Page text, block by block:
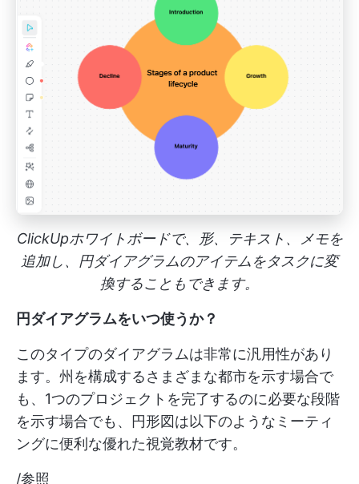
ClickUpホワイトボードで、形、テキスト、メモを
追加し、円ダイアグラムのアイテムをタスクに変
換することもできます。
円ダイアグラムをいつ使うか？
このタイプのダイアグラムは非常に汎用性があり
ます。州を構成するさまざまな都市を示す場合で
も、1つのプロジェクトを完了するのに必要な段階
を示す場合でも、円形図は以下のようなミーティ
ングに便利な優れた視覚教材です。
/参照